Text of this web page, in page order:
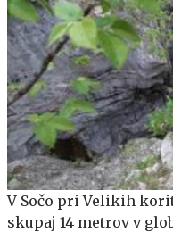
V Sočo pri Velikih
skupaj 14 metrov v